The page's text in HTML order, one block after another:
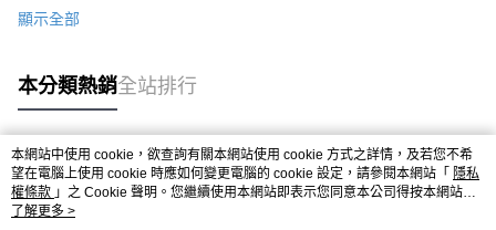
出水量跟其他瞬熱相比較快，只是使用操作說明要習慣一下。
顯示全部
本分類熱銷全站排行
熱門標籤
本網站中使用 cookie，欲查詢有關本網站使用 cookie 方式之詳情，及若您不希
望在電腦上使用 cookie 時應如何變更電腦的 cookie 設定，請參閱本網站「 隱私
權條款 」之 Cookie 聲明。您繼續使用本網站即表示您同意本公司得按本網站使
用條款之 Cookie 聲明使用 cookie。
了解更多 >